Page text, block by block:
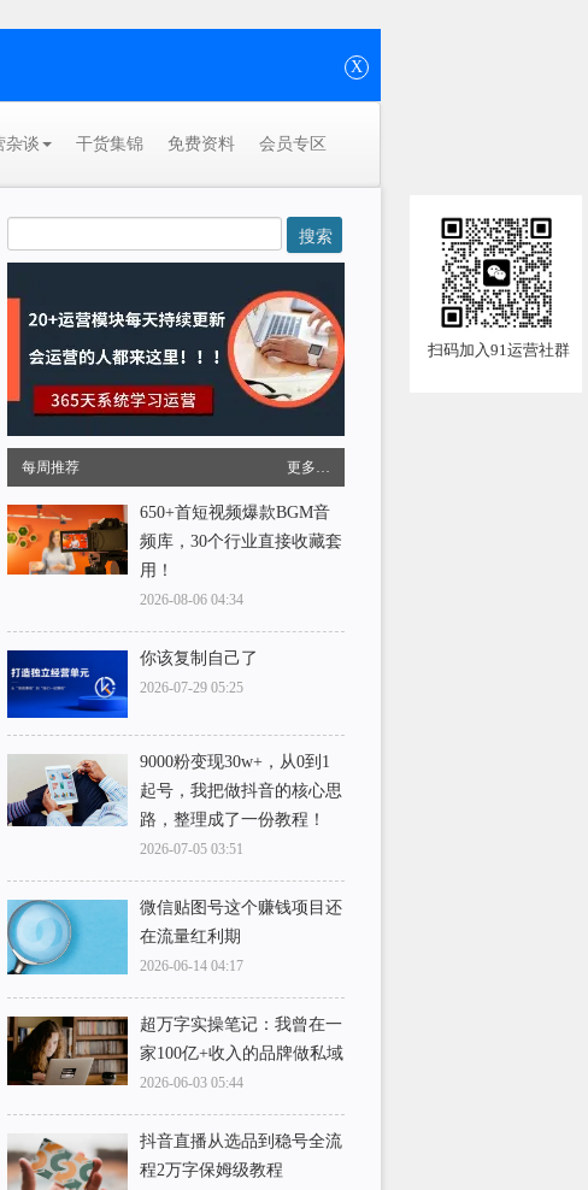
X
杂谈 干货集锦 免费资料 会员专区
扫码加入91运营社群
每周推荐 更多…
650+首短视频爆款BGM音
频库，30个行业直接收藏套
用！
2026-08-06 04:34
你该复制自己了
2026-07-29 05:25
9000粉变现30w+，从0到1
起号，我把做抖音的核心思
路，整理成了一份教程！
2026-07-05 03:51
微信贴图号这个赚钱项目还
在流量红利期
2026-06-14 04:17
超万字实操笔记：我曾在一
家100亿+收入的品牌做私域
2026-06-03 05:44
抖音直播从选品到稳号全流
程2万字保姆级教程